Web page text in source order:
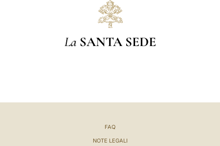
La SANTA SEDE
FAQ
NOTE LEGALI